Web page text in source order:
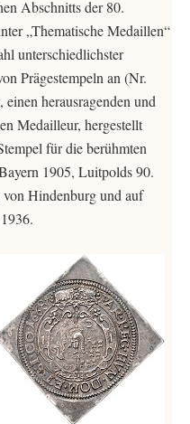
Abschnitts der 80.
„Thematische Medaillen“
unterschiedlichster
Prägestempeln an (Nr.
herausragenden und
Medailleur, hergestellt
für die berühmten
1905, Luitpolds 90.
von Hindenburg und auf